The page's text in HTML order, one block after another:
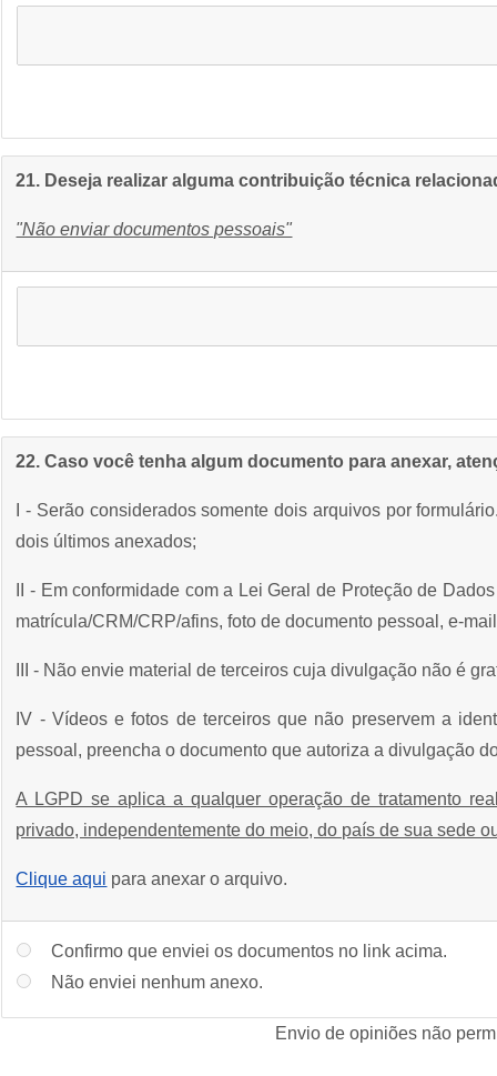
21. Deseja realizar alguma contribuição técnica
"Não enviar documentos pessoais"
22. Caso você tenha algum documento para anexar,
I - Serão considerados somente dois arquivos por
dois últimos anexados;
II - Em conformidade com a Lei Geral de Proteção de
matrícula/CRM/CRP/afins, foto de documento pessoal, e-
III - Não envie material de terceiros cuja divulgação não é
IV - Vídeos e fotos de terceiros que não preservem a
pessoal, preencha o documento que autoriza a divulgação
A LGPD se aplica a qualquer operação de tratamento
privado, independentemente do meio, do país de sua sede
Clique aqui para anexar o arquivo.
Confirmo que enviei os documentos no link acima.
Não enviei nenhum anexo.
Envio de opiniões não